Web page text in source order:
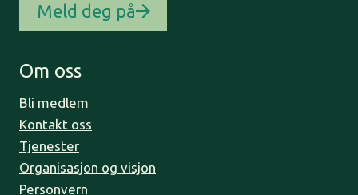
Meld deg på
Om oss
Bli medlem
Kontakt oss
Tjenester
Organisasjon og visjon
Personvern